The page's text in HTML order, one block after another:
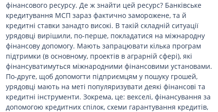
фінансового ресурсу. Де ж знайти цей ресурс? Банківське
кредитування МСП зараз фактично заморожене, та й
кредитні ставки занадто високі. В такій складній ситуації
урядовці вирішили, по-перше, покладатися на міжнародну
фінансову допомогу. Мають запрацювати кілька програм
підтримки (в основному, проектів в аграрній сфері), які
фінансуватимуться міжнародними фінансовими установами.
По-друге, щоб допомогти підприємцям у пошуку грошей,
урядовці мають на меті популяризувати деякі фінансові та
кредитні інструменти. Зокрема, це: векселі, фінансування за
допомогою кредитних спілок, схеми гарантування кредитів,